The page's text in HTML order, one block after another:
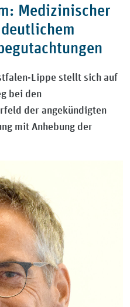
Medizinischer
Lippe stellt sich auf
bei den
der angekündigten
mit Anhebung der